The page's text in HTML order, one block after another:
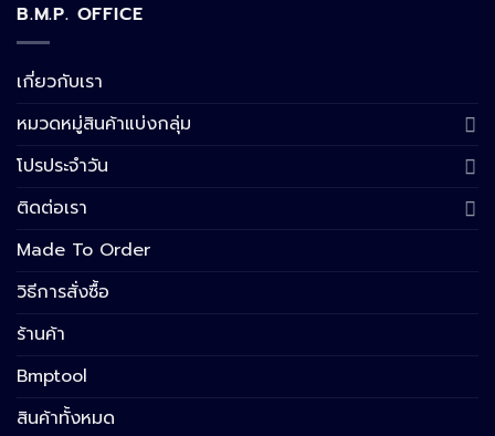
B.M.P. OFFICE
เกี่ยวกับเรา
หมวดหมู่สินค้าแบ่งกลุ่ม
โปรประจำวัน
ติดต่อเรา
Made To Order
วิธีการสั่งซื้อ
ร้านค้า
Bmptool
สินค้าทั้งหมด